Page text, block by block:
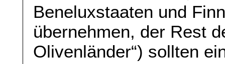
Beneluxstaaten und
übernehmen, der Rest
Olivenländer“) sollten